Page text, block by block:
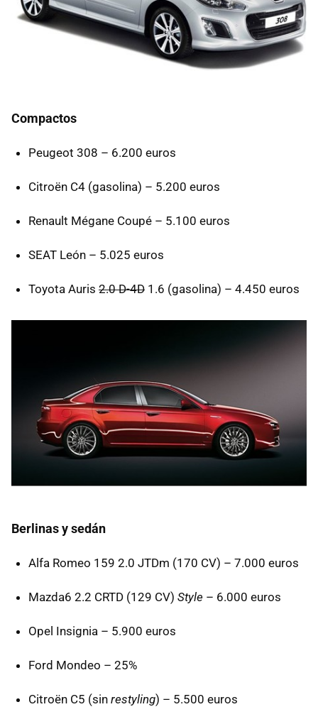
Compactos
Peugeot 308 – 6.200 euros
Citroën C4 (gasolina) – 5.200 euros
Renault Mégane Coupé – 5.100 euros
SEAT León – 5.025 euros
Toyota Auris 2.0 D-4D 1.6 (gasolina) – 4.450 euros
Berlinas y sedán
Alfa Romeo 159 2.0 JTDm (170 CV) – 7.000 euros
Mazda6 2.2 CRTD (129 CV) Style – 6.000 euros
Opel Insignia – 5.900 euros
Ford Mondeo – 25%
Citroën C5 (sin restyling) – 5.500 euros